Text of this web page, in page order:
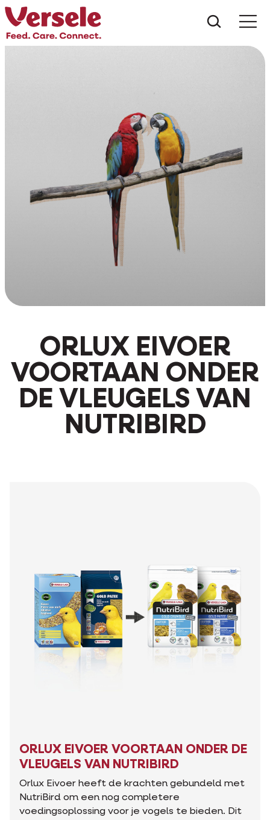
ORLUX EIVOER
VOORTAAN ONDER
DE VLEUGELS VAN
NUTRIBIRD
ORLUX EIVOER VOORTAAN ONDER DE
VLEUGELS VAN NUTRIBIRD
Orlux Eivoer heeft de krachten gebundeld met
NutriBird om een nog completere
voedingsoplossing voor je vogels te bieden. Dit